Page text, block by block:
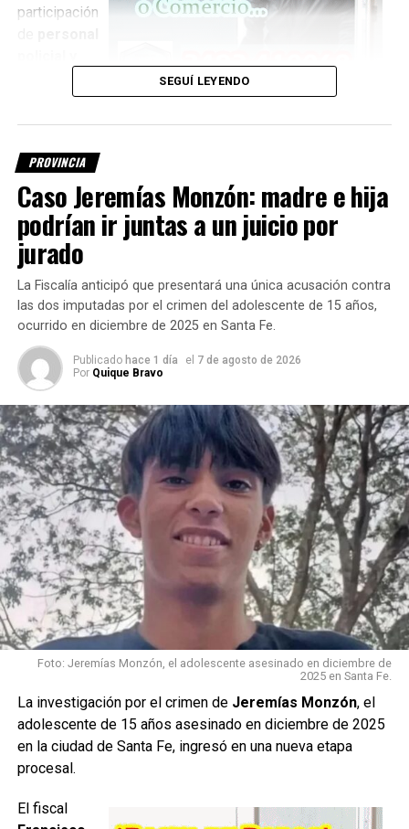
participación
trabajan para
Investigan si es el kitesurfista
desaparecido
Una de las principales hipótesis que se intenta determinar
es si el cuerpo corresponde aFernando Cappi, de 32
años, quien desapareció el jueves por la tarde en el paraje
El Chaquito, mientras practicaba kitesurf.
Hasta el momento,la identidad del cuerpo no fue
confirmada oficialmente
Los
investigadores trabajan en el lugar para avanzar con las
pericias correspondientes y determinar si existe relación
con la desaparición del deportista.
La información se encuentra en desarrollo.Se
aguardan datos oficiales sobre la identidad de la persona
SEGUÍ LEYENDO
PROVINCIA
Caso Jeremías Monzón: madre e hija
podrían ir juntas a un juicio por
jurado
La Fiscalía anticipó que presentará una única acusación contra
las dos imputadas por el crimen del adolescente de 15 años,
ocurrido en diciembre de 2025 en Santa Fe.
Publicado hace 1 día el 7 de agosto de 2026
Por Quique Bravo
Foto: Jeremías Monzón, el adolescente asesinado en diciembre de
2025 en Santa Fe.
La investigación por el crimen de Jeremías Monzón, el
adolescente de 15 años asesinado en diciembre de 2025
en la ciudad de Santa Fe, ingresó en una nueva etapa
procesal.
El fiscal